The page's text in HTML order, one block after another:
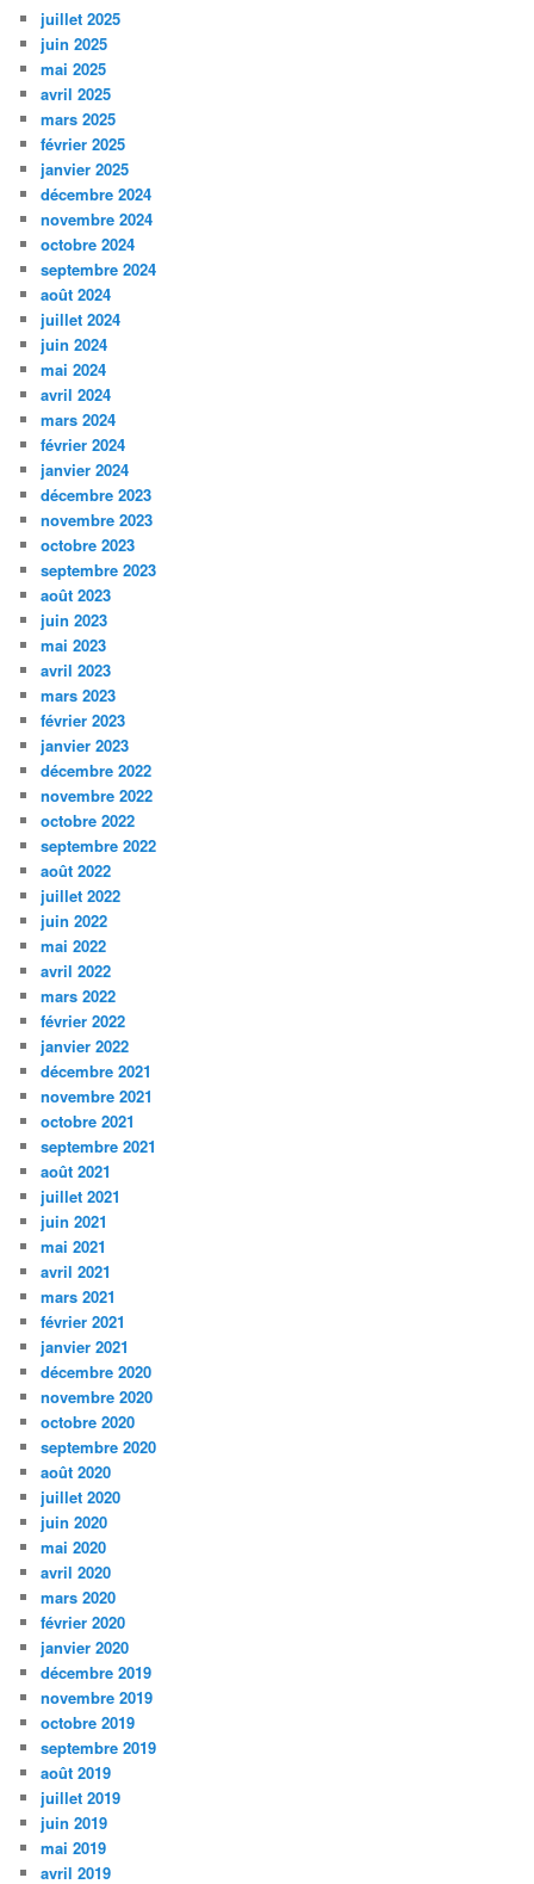
juillet 2025
juin 2025
mai 2025
avril 2025
mars 2025
février 2025
janvier 2025
décembre 2024
novembre 2024
octobre 2024
septembre 2024
août 2024
juillet 2024
juin 2024
mai 2024
avril 2024
mars 2024
février 2024
janvier 2024
décembre 2023
novembre 2023
octobre 2023
septembre 2023
août 2023
juin 2023
mai 2023
avril 2023
mars 2023
février 2023
janvier 2023
décembre 2022
novembre 2022
octobre 2022
septembre 2022
août 2022
juillet 2022
juin 2022
mai 2022
avril 2022
mars 2022
février 2022
janvier 2022
décembre 2021
novembre 2021
octobre 2021
septembre 2021
août 2021
juillet 2021
juin 2021
mai 2021
avril 2021
mars 2021
février 2021
janvier 2021
décembre 2020
novembre 2020
octobre 2020
septembre 2020
août 2020
juillet 2020
juin 2020
mai 2020
avril 2020
mars 2020
février 2020
janvier 2020
décembre 2019
novembre 2019
octobre 2019
septembre 2019
août 2019
juillet 2019
juin 2019
mai 2019
avril 2019